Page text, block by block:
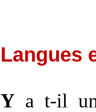
Langues
Y a t-il